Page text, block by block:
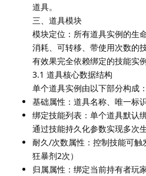
道具。
三、道具模块
模块定位：所有道具实例的生
消耗、可转移、带使用次数的
有效果完全依赖绑定的技能实例
3.1 道具核心数据结构
单个道具实例由以下部分构成：
基础属性：道具名称、唯一标
绑定技能列表：单个道具默认
通过技能持久化参数实现多次
耐久/次数属性：控制技能可
狂暴剂2次）
归属属性：绑定当前持有者玩